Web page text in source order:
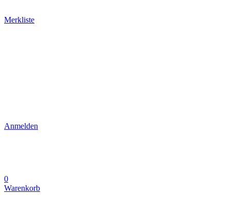
Merkliste
Anmelden
0
Warenkorb